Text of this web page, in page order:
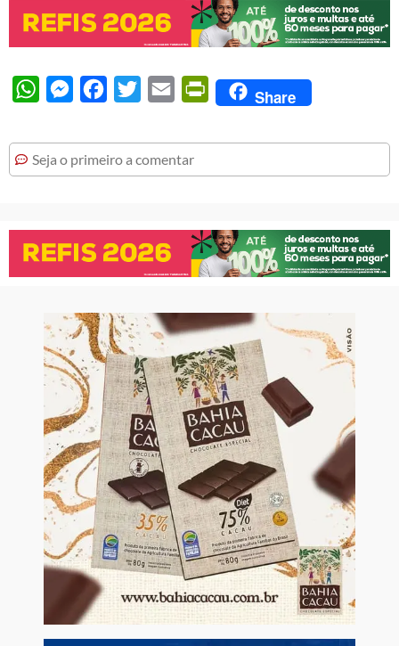
WhatsAppMessengerFacebook
Twitter Email PrintFriendly
Share
Seja o primeiro a comentar